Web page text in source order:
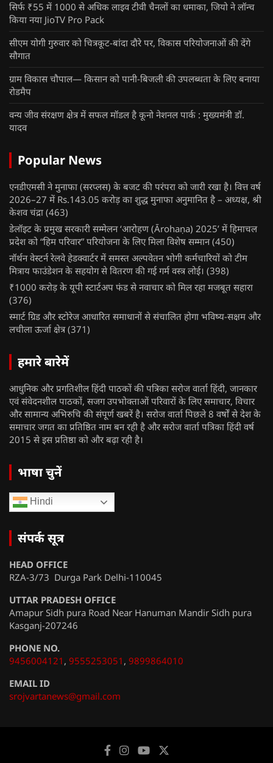
सिर्फ ₹55 में 1000 से अधिक लाइव टीवी चैनलों का धमाका, जियो ने लॉन्च
किया नया JioTV Pro Pack
सीएम योगी गुरुवार को चित्रकूट-बांदा दौरे पर, विकास परियोजनाओं की देंगे
सौगात
ग्राम विकास चौपाल— किसान को पानी-बिजली की उपलब्धता के लिए बनाया
रोडमैप
वन्य जीव संरक्षण क्षेत्र में सफल मॉडल है कूनो नेशनल पार्क : मुख्यमंत्री डॉ.
यादव
Popular News
एनडीएमसी ने मुनाफा (सरप्लस) के बजट की परंपरा को जारी रखा है। वित्त वर्ष
2026–27 में Rs.143.05 करोड़ का शुद्ध मुनाफा अनुमानित है – अध्यक्ष, श्री
केशव चंद्रा (463)
डेलॉइट के प्रमुख सरकारी सम्मेलन ‘आरोहण (Ārohaṇa) 2025’ में हिमाचल
प्रदेश को “हिम परिवार” परियोजना के लिए मिला विशेष सम्मान (450)
नॉर्थन वेस्टर्न रेलवे हेडक्वार्टर में समस्त अल्पवेतन भोगी कर्मचारियों को टीम
मित्राय फाउंडेशन के सहयोग से वितरण की गई गर्म वस्त्र लोई। (398)
₹1000 करोड़ के यूपी स्टार्टअप फंड से नवाचार को मिल रहा मजबूत सहारा
(376)
स्मार्ट ग्रिड और स्टोरेज आधारित समाधानों से संचालित होगा भविष्य-सक्षम और
लचीला ऊर्जा क्षेत्र (371)
हमारे बारेमें
आधुनिक और प्रगतिशील हिंदी पाठकों की पत्रिका सरोज वार्ता हिंदी, जानकार
एवं संवेदनशील पाठकों, सजग उपभोक्ताओं परिवारों के लिए समाचार, विचार
और सामान्य अभिरुचि की संपूर्ण खबरें है। सरोज वार्ता पिछले 8 वर्षों से देश के
समाचार जगत का प्रतिष्ठित नाम बन रही है और सरोज वार्ता पत्रिका हिंदी वर्ष
2015 से इस प्रतिष्ठा को और बढ़ा रही है।
भाषा चुनें
Hindi
संपर्क सूत्र
HEAD OFFICE
RZA-3/73 Durga Park Delhi-110045
UTTAR PRADESH OFFICE
Amapur Sidh pura Road Near Hanuman Mandir Sidh pura
Kasganj-207246
PHONE NO.
9456004121 , 9555253051 , 9899864010
EMAIL ID
srojvartanews@gmail.com